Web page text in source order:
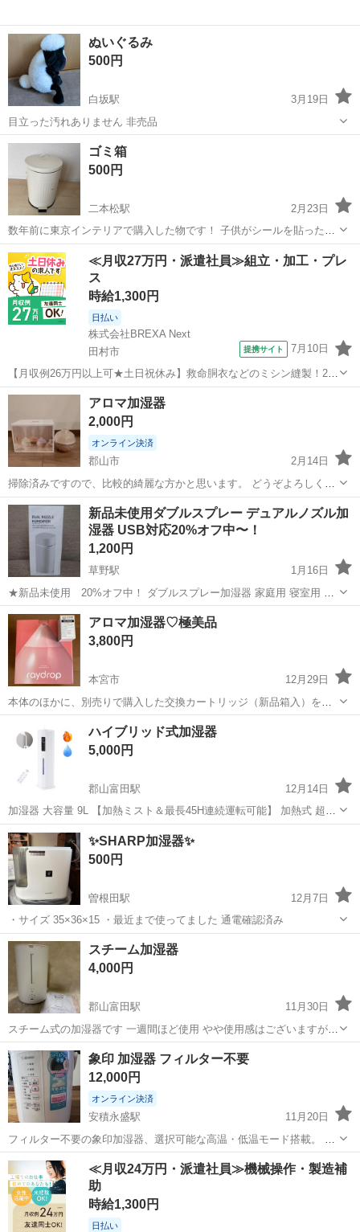
ぬいぐるみ
500円
白坂駅
3月19日
目立った汚れありません 非売品
福島 白河市 白坂駅
ゴミ箱
500円
二本松駅
2月23日
数年前に東京インテリアで購入した物です！ 子供がシールを貼った後
など少しの汚れがありますが まだまだお使い頂けます♪
福島 二本松市 二本松駅 季節、空調家電 インテリア
≪月収27万円・派遣社員≫組立・加工・プレ
ス
時給1,300円
日払い
株式会社BREXA Next
田村市
提携サイト 7月10日
【月収例26万円以上可★土日祝休み】救命胴衣などのミシン縫製！20
代～50代の男女大活躍中★日払い制度あり！マイカー通勤OK＆無料駐
車場完備！食堂利用可★交通費支給◎《福島県田村市》 人気の工場の
お仕事 ◇救命胴衣などのミ...
福島 田村市 その他
アロマ加湿器
2,000円
オンライン決済
郡山市
2月14日
掃除済みですので、比較的綺麗な方かと思います。 どうぞよろしくお
願い致します。
福島 郡山市 季節、空調家電
新品未使用ダブルスプレー デュアルノズル加
湿器 USB対応20%オフ中〜！
1,200円
草野駅
1月16日
★新品未使用 20%オフ中！ ダブルスプレー加湿器 家庭用 寝室用 無
音 デスクトップフォグ 車内清浄空気スプレー デュアルノズルでナノ
ミストを生成し、静音で快適な加湿を実現するUSB加湿器 ・モデル名:
デュアルノズル...
福島 いわき市 草野駅 季節、空調家電
アロマ加湿器♡極美品
3,800円
本宮市
12月29日
本体のほかに、別売りで購入した交換カートリッジ（新品箱入）をお
付けします 可愛いらしいピンク色です
季節、空調家電 カートリッジ
ハイブリッド式加湿器
5,000円
郡山富田駅
12月14日
加湿器 大容量 9L 【加熱ミスト＆最長45H連続運転可能】 加熱式 超音
波式 加湿器 ハイブリッド式加湿器 最大加湿量450ml/h 多重除菌 空気
浄化 アロマ対応 上から給水 1～24時間切タイマー 静音 ミスト量3段
階...
福島 郡山市 郡山富田駅 季節、空調家電
✨️SHARP加湿器✨️
500円
曽根田駅
12月7日
・サイズ 35×36×15 ・最近まで使ってました 通電確認済み
福島 福島市 曽根田駅 季節、空調家電
スチーム加湿器
4,000円
郡山富田駅
11月30日
スチーム式の加湿器です 一週間ほど使用 やや使用感はございますがま
だまだ使用できます 人気のスチーム式なのでお手入れも楽です 郡山市
安積町付近でのお取引を希望します
福島 郡山市 郡山富田駅 季節、空調家電
象印 加湿器 フィルター不要
12,000円
オンライン決済
安積永盛駅
11月20日
フィルター不要の象印加湿器、選択可能な高温・低温モード搭載。 象
印 スチーム式加湿器 型 EE-RR35型 タンク容量:2.2L フィルター不要
でお手入れが簡単です。 運転モードが3段階あり、チャイルドロック
機能もついてい...
福島 郡山市 安積永盛駅 季節、空調家電 象印
≪月収24万円・派遣社員≫機械操作・製造補
助
時給1,300円
日払い